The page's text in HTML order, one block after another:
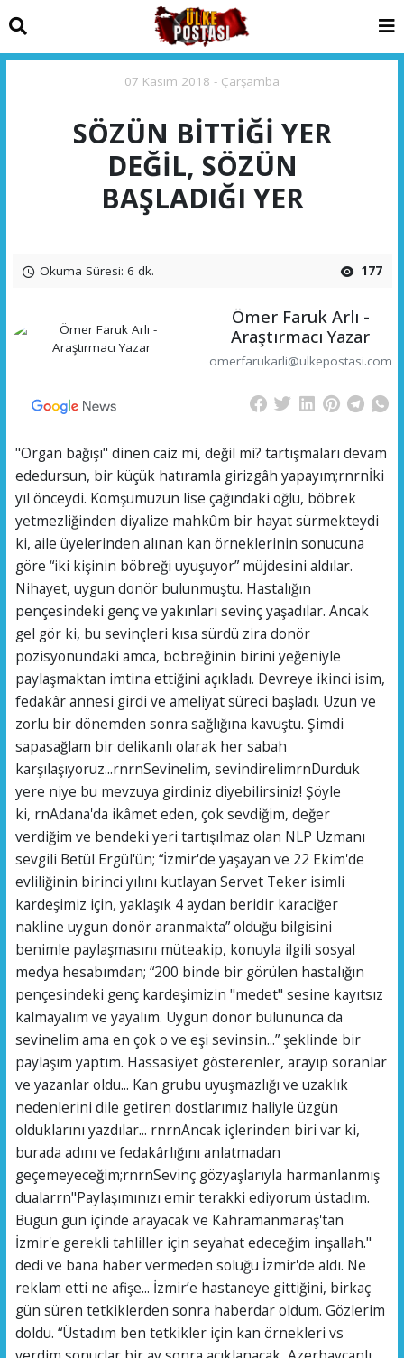
07 Kasım 2018 - Çarşamba
SÖZÜN BİTTİĞİ YER
DEĞİL, SÖZÜN
BAŞLADIĞI YER
Okuma Süresi: 6 dk. 177
Ömer Faruk Arlı -
Araştırmacı Yazar
omerfarukarli@ulkepostasi.com
"Organ bağışı" dinen caiz mi, değil mi? tartışmaları devam
ededursun, bir küçük hatıramla girizgâh yapayım;rnrnİki
yıl önceydi. Komşumuzun lise çağındaki oğlu, böbrek
yetmezliğinden diyalize mahkûm bir hayat sürmekteydi
ki, aile üyelerinden alınan kan örneklerinin sonucuna
göre “iki kişinin böbreği uyuşuyor” müjdesini aldılar.
Nihayet, uygun donör bulunmuştu. Hastalığın
pençesindeki genç ve yakınları sevinç yaşadılar. Ancak
gel gör ki, bu sevinçleri kısa sürdü zira donör
pozisyonundaki amca, böbreğinin birini yeğeniyle
paylaşmaktan imtina ettiğini açıkladı. Devreye ikinci isim,
fedakâr annesi girdi ve ameliyat süreci başladı. Uzun ve
zorlu bir dönemden sonra sağlığına kavuştu. Şimdi
sapasağlam bir delikanlı olarak her sabah
karşılaşıyoruz...rnrnSevinelim, sevindirelimrnDurduk
yere niye bu mevzuya girdiniz diyebilirsiniz! Şöyle
ki, rnAdana'da ikâmet eden, çok sevdiğim, değer
verdiğim ve bendeki yeri tartışılmaz olan NLP Uzmanı
sevgili Betül Ergül'ün; “İzmir'de yaşayan ve 22 Ekim'de
evliliğinin birinci yılını kutlayan Servet Teker isimli
kardeşimiz için, yaklaşık 4 aydan beridir karaciğer
nakline uygun donör aranmakta” olduğu bilgisini
benimle paylaşmasını müteakip, konuyla ilgili sosyal
medya hesabımdan; “200 binde bir görülen hastalığın
pençesindeki genç kardeşimizin "medet" sesine kayıtsız
kalmayalım ve yayalım. Uygun donör bulununca da
sevinelim ama en çok o ve eşi sevinsin...” şeklinde bir
paylaşım yaptım. Hassasiyet gösterenler, arayıp soranlar
ve yazanlar oldu... Kan grubu uyuşmazlığı ve uzaklık
nedenlerini dile getiren dostlarımız haliyle üzgün
olduklarını yazdılar... rnrnAncak içlerinden biri var ki,
burada adını ve fedakârlığını anlatmadan
geçemeyeceğim;rnrnSevinç gözyaşlarıyla harmanlanmış
dualarrn"Paylaşımınızı emir terakki ediyorum üstadım.
Bugün gün içinde arayacak ve Kahramanmaraş'tan
İzmir'e gerekli tahliller için seyahat edeceğim inşallah."
dedi ve bana haber vermeden soluğu İzmir'de aldı. Ne
reklam etti ne afişe... İzmir’e hastaneye gittiğini, birkaç
gün süren tetkiklerden sonra haberdar oldum. Gözlerim
doldu. “Üstadım ben tetkikler için kan örnekleri vs